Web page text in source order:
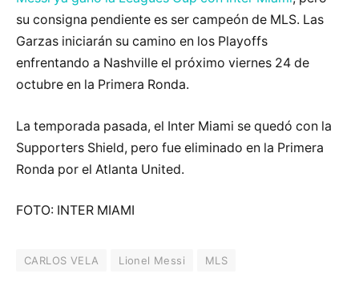
su consigna pendiente es ser campeón de MLS. Las
Garzas iniciarán su camino en los Playoffs
enfrentando a Nashville el próximo viernes 24 de
octubre en la Primera Ronda.
La temporada pasada, el Inter Miami se quedó con la
Supporters Shield, pero fue eliminado en la Primera
Ronda por el Atlanta United.
FOTO: INTER MIAMI
CARLOS VELA Lionel Messi MLS